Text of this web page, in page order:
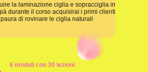
la laminazione ciglia e sopracciglia in
durante il corso acquisirai i primi clienti
di rovinare le ciglia naturali
6 moduli con 30 lezioni